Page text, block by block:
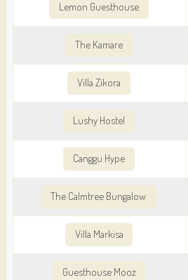
Lemon Guesthouse
The Kamare
Villa Zikora
Lushy Hostel
Canggu Hype
The Calmtree Bungalow
Villa Markisa
Guesthouse Mooz